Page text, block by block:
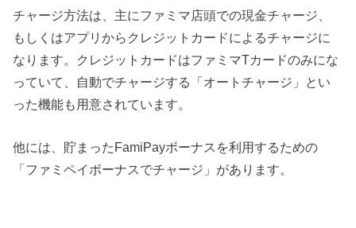
チャージ方法は、主にファミマ店頭での現金チャージ、
もしくはアプリからクレジットカードによるチャージに
なります。クレジットカードはファミマTカードのみにな
っていて、自動でチャージする「オートチャージ」とい
った機能も用意されています。
他には、貯まったFamiPayボーナスを利用するための
「ファミペイボーナスでチャージ」があります。